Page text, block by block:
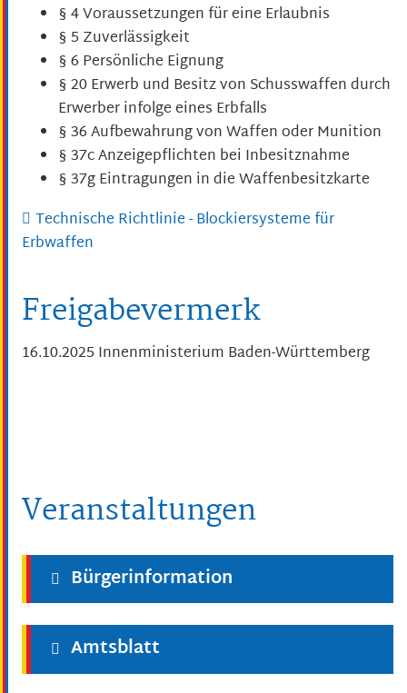
§ 4 Voraussetzungen für eine Erlaubnis
§ 5 Zuverlässigkeit
§ 6 Persönliche Eignung
§ 20 Erwerb und Besitz von Schusswaffen durch
Erwerber infolge eines Erbfalls
§ 36 Aufbewahrung von Waffen oder Munition
§ 37c Anzeigepflichten bei Inbesitznahme
§ 37g Eintragungen in die Waffenbesitzkarte
Technische Richtlinie - Blockiersysteme für
Erbwaffen
Freigabevermerk
16.10.2025 Innenministerium Baden-Württemberg
Veranstaltungen
Bürgerinformation
Amtsblatt